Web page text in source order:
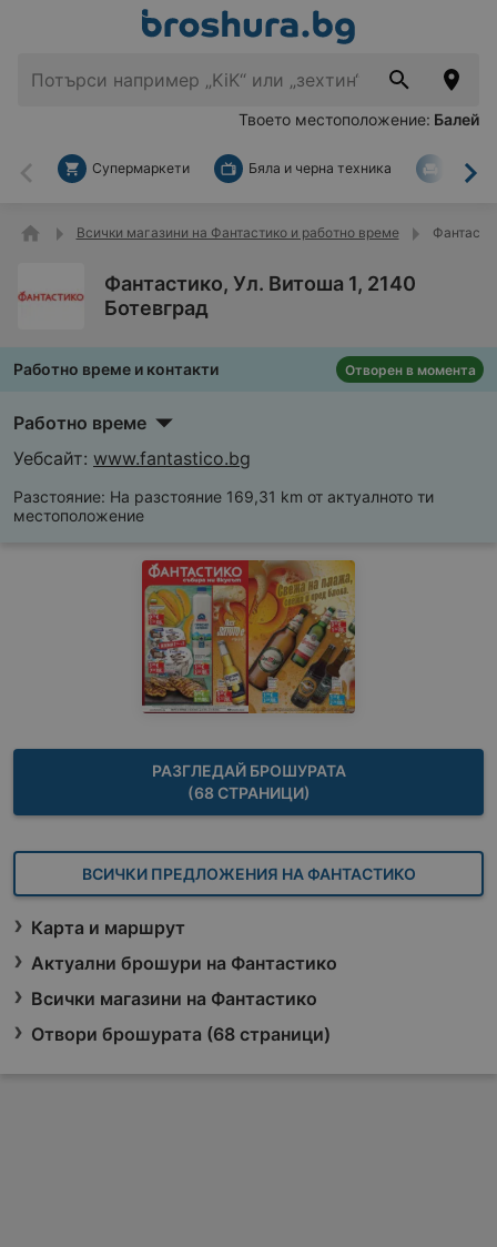
Твоето местоположение: Балей
Назад
Супермаркети Бяла и черна техника За
Всички магазини на Фантастико и работно време
Фантастико, Ул. Витоша 1, 2140
Ботевград
Работно време и контакти Отворен в момента
Работно време
Уебсайт: www.fantastico.bg
Разстояние: На разстояние 169,31 km от актуалното ти
местоположение
РАЗГЛЕДАЙ БРОШУРАТА
(68 СТРАНИЦИ)
ВСИЧКИ ПРЕДЛОЖЕНИЯ НА ФАНТАСТИКО
Карта и маршрут
Актуални брошури на Фантастико
Всички магазини на Фантастико
Отвори брошурата (68 страници)